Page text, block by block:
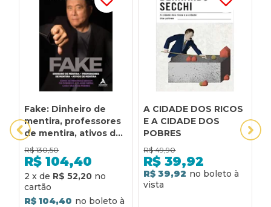
Fake: Dinheiro de
mentira, professores
de mentira, ativos de
mentira: Como as
mentiras deixam os
pobres e a classe
média cada vez mais
pobres
R$ 130,50
R$ 104,40
2 x de R$ 52,20
R$ 104,40
A CIDADE DOS RICOS
E A CIDADE DOS
POBRES
R$ 49,90
R$ 39,92
R$ 39,92